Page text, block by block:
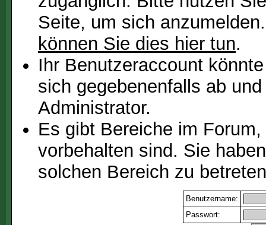
Seite, um sich
können Sie dies hier tun.
Ihr Benutzeraccount
sich gegebenenfalls ab
Administrator.
Es gibt Bereiche im
vorbehalten sind. Sie
solchen Bereich zu
Benutzername:
Passwort: